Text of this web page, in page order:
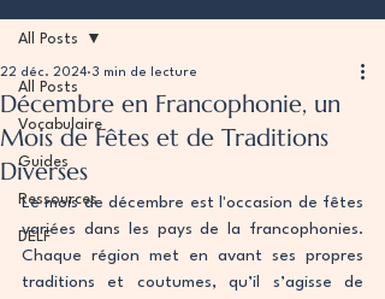
All Posts
Vocabulaire
Guides
Ressources
DELF
All Posts
Décembre en Francophonie, un
Mois de Fêtes et de Traditions
Diverses
22 déc. 2024 3 min de lecture
Le mois de décembre est l'occasion de fêtes
variées dans les pays de la francophonies.
Chaque région met en avant ses propres
traditions et coutumes, qu’il s’agisse de